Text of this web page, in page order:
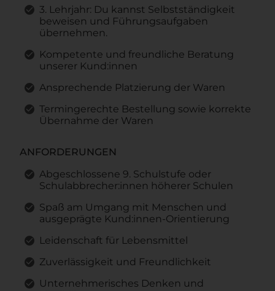
3. Lehrjahr: Du kannst Selbstständigkeit
beweisen und Führungsaufgaben
übernehmen.
Kompetente und freundliche Beratung
unserer Kund:innen
Ansprechende Platzierung der Waren
Termingerechte Bestellung sowie korrekte
Übernahme der Waren
ANFORDERUNGEN
Abgeschlossene 9. Schulstufe oder
Schulabbrecher:innen höherer Schulen
Spaß am Umgang mit Menschen und
ausgeprägte Kund:innen-Orientierung
Leidenschaft für Lebensmittel
Zuverlässigkeit und Freundlichkeit
Unternehmerisches Denken und